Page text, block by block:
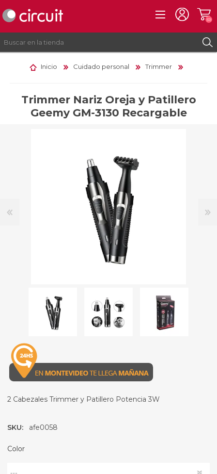
INICIAR SESIÓN
(0)
Inicio Cuidado personal Trimmer
Trimmer Nariz Oreja y Patillero
Geemy GM-3130 Recargable
2 Cabezales Trimmer y Patillero Potencia 3W
SKU: afe0058
Color